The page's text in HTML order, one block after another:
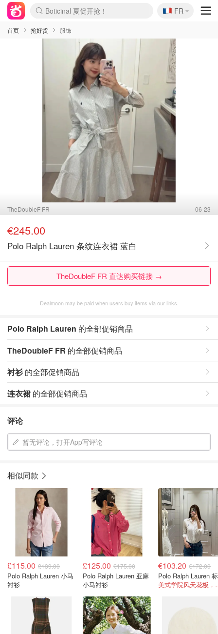
Boticinal 夏促开抢！
4折！lulu周四疯狂上新
还没结束！&OtherStories大促
Joybuy变相75折 随时失效
速领！Stanley独家85折
疑似霸哥！Camper额外叠85折
Zalando 奥莱闪促！每日更新
Moncler反季囤！5折起+叠9折
Coach Brooklyn仅€192
🇫🇷
FR
首页 抢好货 服饰
TheDoubleF FR 06-23
€245.00
Polo Ralph Lauren 条纹连衣裙 蓝白
TheDoubleF FR 直达购买链接 →
Dealmoon may be paid when users buy items via our links.
Polo Ralph Lauren 的全部促销商品
TheDoubleF FR 的全部促销商品
衬衫的全部促销商品
连衣裙 的全部促销商品
评论
暂无评论，打开App写评论
相似同款
£115.00 £139.00
Polo Ralph Lauren 小马
衬衫
£125.00 £175.00
Polo Ralph Lauren 亚麻
小马衬衫
€103.20 €172.00
美式学